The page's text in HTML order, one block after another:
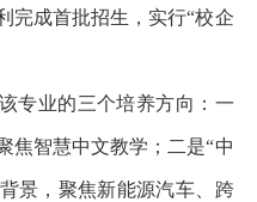
完成首批招生，实行“校企
专业的三个培养方向：一
焦智慧中文教学；二是“中
景，聚焦新能源汽车、跨